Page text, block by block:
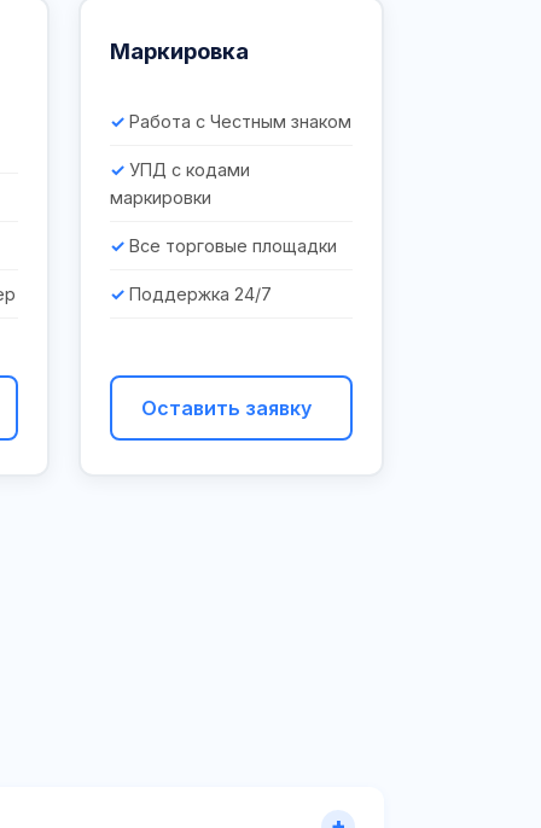
Маркировка
Работа с Честным знаком
УПД с кодами
маркировки
Все торговые площадки
Поддержка 24/7
Оставить заявку